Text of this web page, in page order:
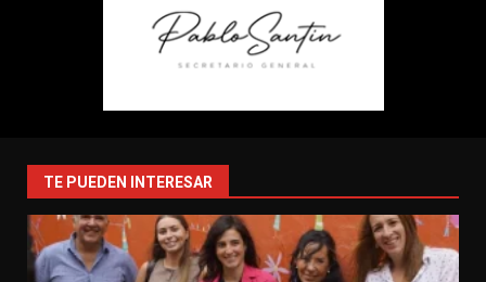
TE PUEDEN INTERESAR